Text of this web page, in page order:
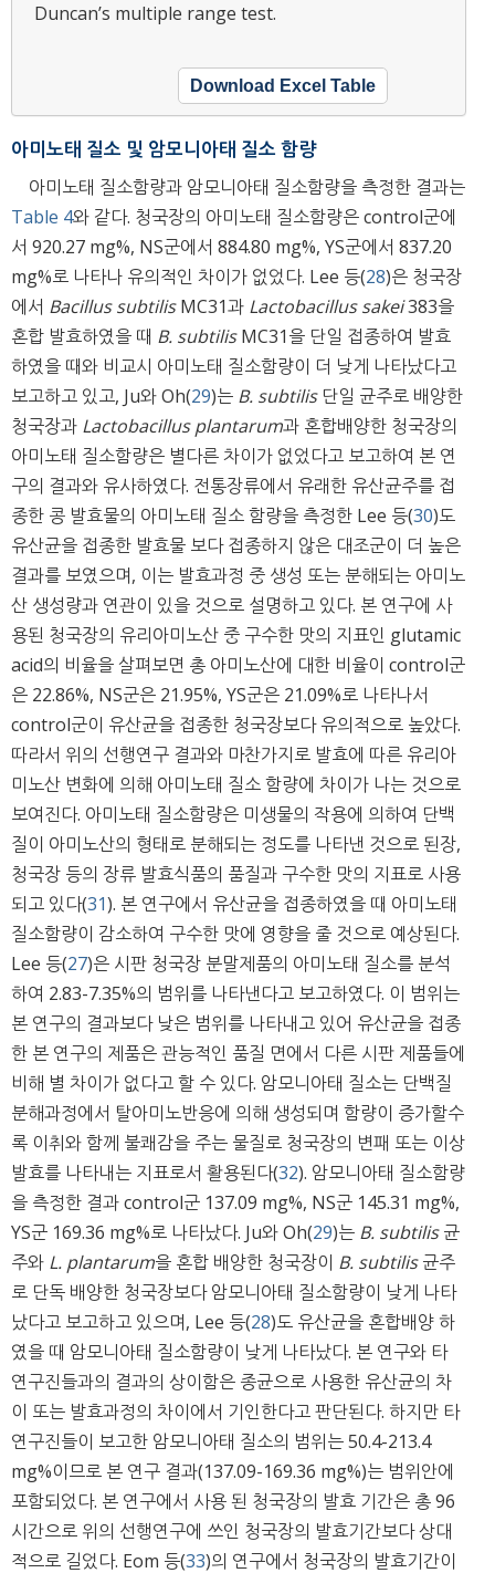
Duncan’s multiple range test.
Download Excel Table
아미노태 질소 및 암모니아태 질소 함량
아미노태 질소함량과 암모니아태 질소함량을 측정한 결과는
Table 4와 같다. 청국장의 아미노태 질소함량은 control군에
서 920.27 mg%, NS군에서 884.80 mg%, YS군에서 837.20
mg%로 나타나 유의적인 차이가 없었다. Lee 등(28)은 청국장
에서 Bacillus subtilisMC31과 Lactobacillus sakei383을
혼합 발효하였을 때 B. subtilisMC31을 단일 접종하여 발효
하였을 때와 비교시 아미노태 질소함량이 더 낮게 나타났다고
보고하고 있고, Ju와 Oh(29)는 B. subtilis단일 균주로 배양한
청국장과 Lactobacillus plantarum과 혼합배양한 청국장의
아미노태 질소함량은 별다른 차이가 없었다고 보고하여 본 연
구의 결과와 유사하였다. 전통장류에서 유래한 유산균주를 접
종한 콩 발효물의 아미노태 질소 함량을 측정한 Lee 등(30)도
유산균을 접종한 발효물 보다 접종하지 않은 대조군이 더 높은
결과를 보였으며, 이는 발효과정 중 생성 또는 분해되는 아미노
산 생성량과 연관이 있을 것으로 설명하고 있다. 본 연구에 사
용된 청국장의 유리아미노산 중 구수한 맛의 지표인 glutamic
acid의 비율을 살펴보면 총 아미노산에 대한 비율이 control군
은 22.86%, NS군은 21.95%, YS군은 21.09%로 나타나서
control군이 유산균을 접종한 청국장보다 유의적으로 높았다.
따라서 위의 선행연구 결과와 마찬가지로 발효에 따른 유리아
미노산 변화에 의해 아미노태 질소 함량에 차이가 나는 것으로
보여진다. 아미노태 질소함량은 미생물의 작용에 의하여 단백
질이 아미노산의 형태로 분해되는 정도를 나타낸 것으로 된장,
청국장 등의 장류 발효식품의 품질과 구수한 맛의 지표로 사용
되고 있다(31). 본 연구에서 유산균을 접종하였을 때 아미노태
질소함량이 감소하여 구수한 맛에 영향을 줄 것으로 예상된다.
Lee 등(27)은 시판 청국장 분말제품의 아미노태 질소를 분석
하여 2.83-7.35%의 범위를 나타낸다고 보고하였다. 이 범위는
본 연구의 결과보다 낮은 범위를 나타내고 있어 유산균을 접종
한 본 연구의 제품은 관능적인 품질 면에서 다른 시판 제품들에
비해 별 차이가 없다고 할 수 있다. 암모니아태 질소는 단백질
분해과정에서 탈아미노반응에 의해 생성되며 함량이 증가할수
록 이취와 함께 불쾌감을 주는 물질로 청국장의 변패 또는 이상
발효를 나타내는 지표로서 활용된다(32). 암모니아태 질소함량
을 측정한 결과 control군 137.09 mg%, NS군 145.31 mg%,
YS군 169.36 mg%로 나타났다. Ju와 Oh(29)는 B. subtilis균
주와 L. plantarum을 혼합 배양한 청국장이 B. subtilis균주
로 단독 배양한 청국장보다 암모니아태 질소함량이 낮게 나타
났다고 보고하고 있으며, Lee 등(28)도 유산균을 혼합배양 하
였을 때 암모니아태 질소함량이 낮게 나타났다. 본 연구와 타
연구진들과의 결과의 상이함은 종균으로 사용한 유산균의 차
이 또는 발효과정의 차이에서 기인한다고 판단된다. 하지만 타
연구진들이 보고한 암모니아태 질소의 범위는 50.4-213.4
mg%이므로 본 연구 결과(137.09-169.36 mg%)는 범위안에
포함되었다. 본 연구에서 사용 된 청국장의 발효 기간은 총 96
시간으로 위의 선행연구에 쓰인 청국장의 발효기간보다 상대
적으로 길었다. Eom 등(33)의 연구에서 청국장의 발효기간이